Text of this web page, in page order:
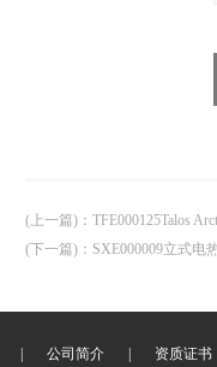
(上一篇) ： TFE000125Talos
(下一篇) ： SXE000009立式电
公司简介 资质证书